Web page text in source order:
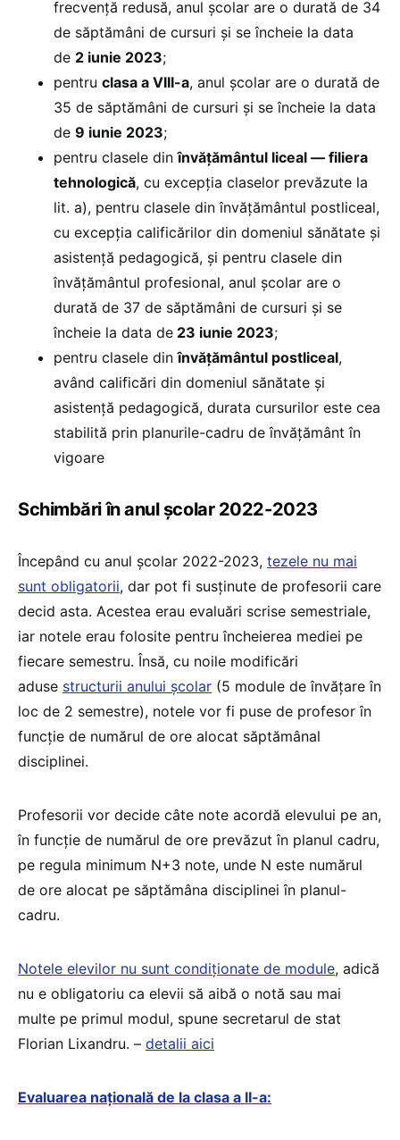
frecvență redusă, anul școlar are o durată de 34
de săptămâni de cursuri și se încheie la data
de 2 iunie 2023;
pentru clasa a VIII-a, anul școlar are o durată de
35 de săptămâni de cursuri și se încheie la data
de 9 iunie 2023;
pentru clasele dinînvățământul liceal — filiera
tehnologică, cu excepția claselor prevăzute la
lit. a), pentru clasele din învățământul postliceal,
cu excepția calificărilor din domeniul sănătate și
asistență pedagogică, și pentru clasele din
învățământul profesional, anul școlar are o
durată de 37 de săptămâni de cursuri și se
încheie la data de 23 iunie 2023;
pentru clasele dinînvățământul postliceal,
având calificări din domeniul sănătate și
asistență pedagogică, durata cursurilor este cea
stabilită prin planurile-cadru de învățământ în
vigoare
Schimbări în anul școlar 2022-2023
Începând cu anul școlar 2022-2023, tezele nu mai
sunt obligatorii, dar pot fi susținute de profesorii care
decid asta. Acestea erau evaluări scrise semestriale,
iar notele erau folosite pentru încheierea mediei pe
fiecare semestru. Însă, cu noile modificări
aduse structurii anului școlar (5 module de învățare în
loc de 2 semestre), notele vor fi puse de profesor în
funcție de numărul de ore alocat săptămânal
disciplinei.
Profesorii vor decide câte note acordă elevului pe an,
în funcție de numărul de ore prevăzut în planul cadru,
pe regula minimum N+3 note, unde N este numărul
de ore alocat pe săptămâna disciplinei în planul-
cadru.
Notele elevilor nu sunt condiționate de module, adică
nu e obligatoriu ca elevii să aibă o notă sau mai
multe pe primul modul, spune secretarul de stat
Florian Lixandru. – detalii aici
Evaluarea națională de la clasa a II-a: